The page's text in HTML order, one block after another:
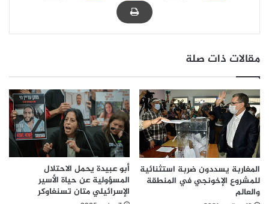
مقالات ذات صلة
المغاربة يسددون ضربة استثنائية
للمشروع الإخونجي في المنطقة
والعالم
أبو عبيدة يحمل الاحتلال
المسؤولية عن حياة الأسير
الإسرائيلي متان تسنغاوكر